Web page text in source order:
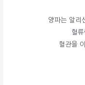
양파는 알리
혈
혈관을